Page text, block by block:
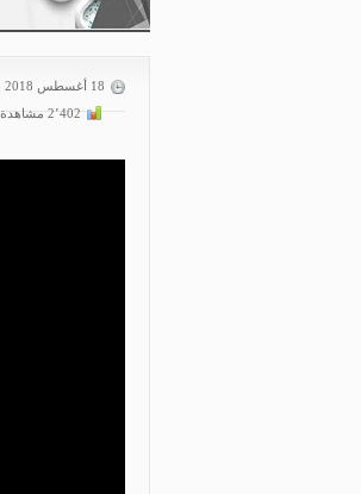
18 أغسطس 2018
2٬402 مشاهدة